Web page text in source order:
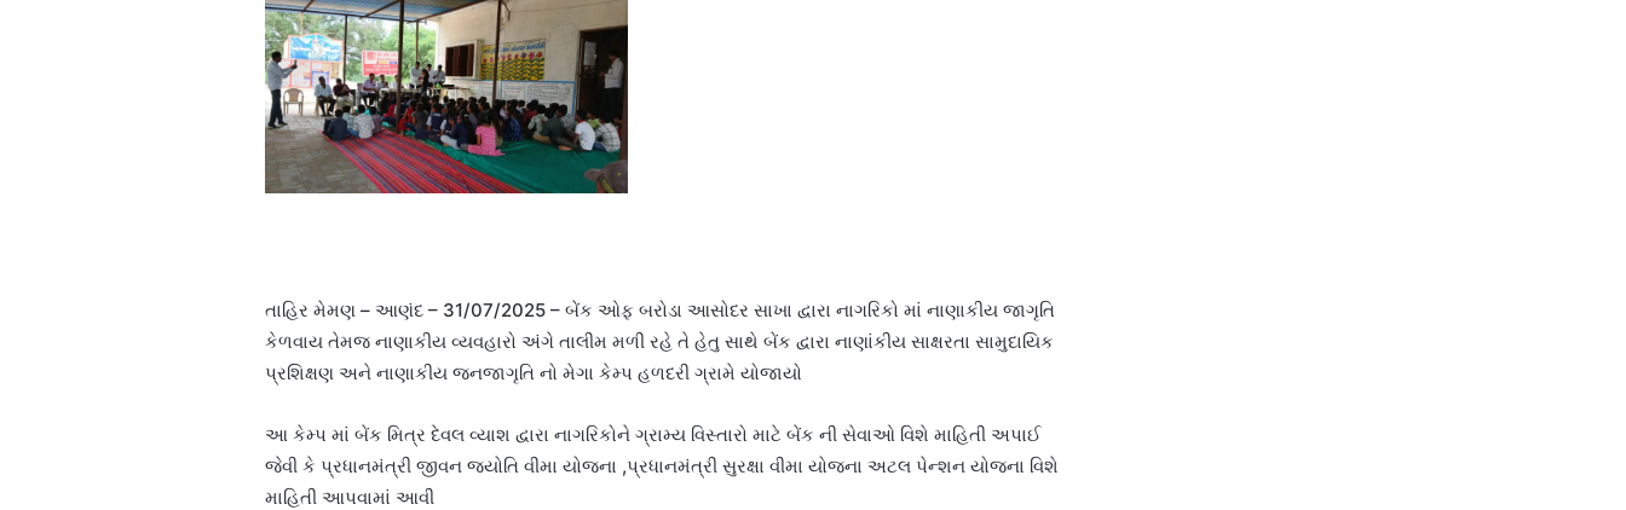
તાહિર મેમણ – આણંદ – 31/07/2025 – બેંક ઓફ બરોડા આસોદર સાખા દ્વારા નાગરિકો માં નાણાકીય જાગૃતિ
કેળવાય તેમજ નાણાકીય વ્યવહારો અંગે તાલીમ મળી રહે તે હેતુ સાથે બેંક દ્વારા નાણાંકીય સાક્ષરતા સામુદાયિક
પ્રશિક્ષણ અને નાણાકીય જનજાગૃતિ નો મેગા કેમ્પ હળદરી ગ્રામે યોજાયો
આ કેમ્પ માં બેંક મિત્ર દેવલ વ્યાશ દ્વારા નાગરિકોને ગ્રામ્ય વિસ્તારો માટે બેંક ની સેવાઓ વિશે માહિતી અપાઈ
જેવી કે પ્રધાનમંત્રી જીવન જ્યોતિ વીમા યોજના ,પ્રધાનમંત્રી સુરક્ષા વીમા યોજના અટલ પેન્શન યોજના વિશે
માહિતી આપવામાં આવી